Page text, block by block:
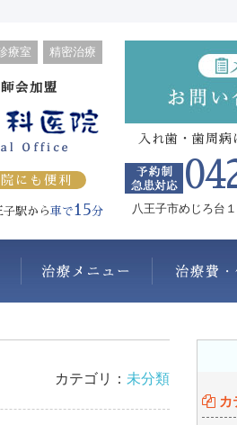
療室 精密治療
会加盟
にも便利
子駅から車で15分
入れ歯・歯周病
八王子市めじろ台
スタッフ紹介 治療メニュー
カテゴリ： 未分類
カ